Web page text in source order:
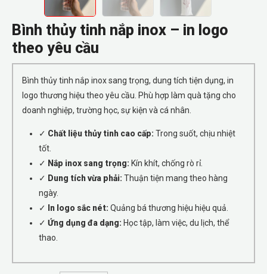
Bình thủy tinh nắp inox – in logo
theo yêu cầu
Bình thủy tinh nắp inox sang trọng, dung tích tiện dụng, in
logo thương hiệu theo yêu cầu. Phù hợp làm quà tặng cho
doanh nghiệp, trường học, sự kiện và cá nhân.
✓ Chất liệu thủy tinh cao cấp: Trong suốt, chịu nhiệt
tốt.
✓ Nắp inox sang trọng: Kín khít, chống rò rỉ.
✓ Dung tích vừa phải: Thuận tiện mang theo hàng
ngày.
✓ In logo sắc nét: Quảng bá thương hiệu hiệu quả.
✓ Ứng dụng đa dạng: Học tập, làm việc, du lịch, thể
thao.